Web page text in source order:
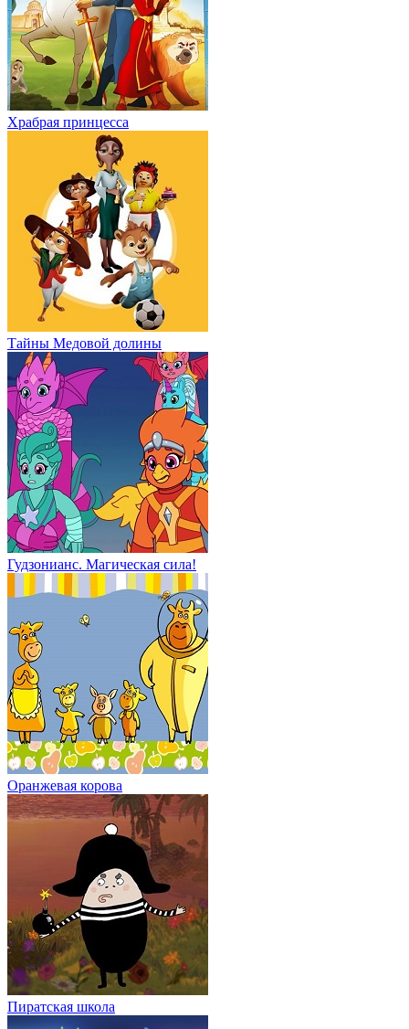
Храбрая принцесса
Тайны Медовой долины
Гудзонианс. Магическая сила!
Оранжевая корова
Пиратская школа